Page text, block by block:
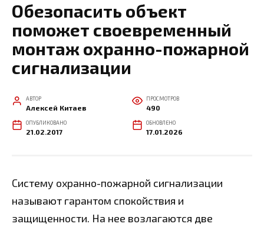
Обезопасить объект
поможет своевременный
монтаж охранно-пожарной
сигнализации
АВТОР
Алексей Китаев
ПРОСМОТРОВ
490
ОПУБЛИКОВАНО
21.02.2017
ОБНОВЛЕНО
17.01.2026
Систему охранно-пожарной сигнализации
называют гарантом спокойствия и
защищенности. На нее возлагаются две